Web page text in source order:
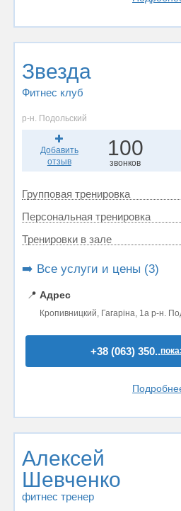
Звезда
Фитнес клуб
р-н. Подольский
Добавить
отзыв
100
звонков
Групповая тренировка
Персональная тренировка
Тренировки в зале
➡️ Все услуги и цены (3)
📍 Адрес
Кропивницкий, Гагаріна, 1а р-н.
+38 (063) 350..
Алексей
Шевченко
фитнес тренер